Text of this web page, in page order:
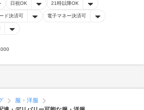
日祝OK 21時以降OK
ド決済可 電子マネー決済可
服・洋服